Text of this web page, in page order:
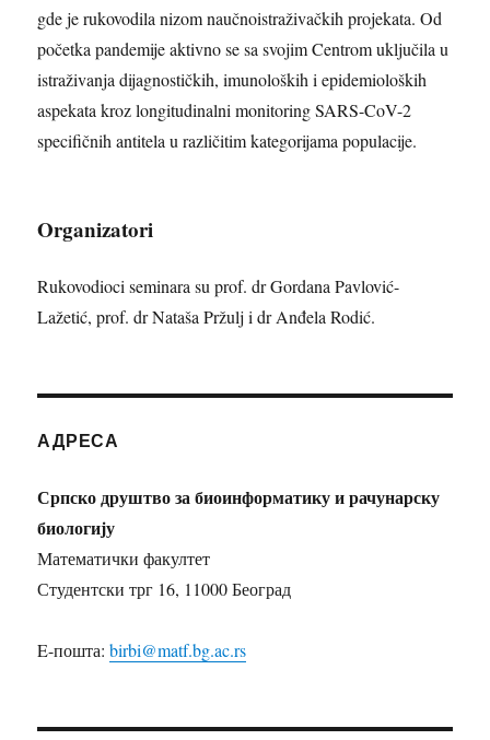
gde je rukovodila nizom naučnoistraživačkih projekata. Od
početka pandemije aktivno se sa svojim Centrom uključila u
istraživanja dijagnostičkih, imunoloških i epidemioloških
aspekata kroz longitudinalni monitoring SARS-CoV-2
specifičnih antitela u različitim kategorijama populacije.
Organizatori
Rukovodioci seminara su prof. dr Gordana Pavlović-
Lažetić, prof. dr Nataša Pržulj i dr Anđela Rodić.
АДРЕСА
Српско друштво за биоинформатику и рачунарску
биологију
Математички факултет
Студентски трг 16, 11000 Београд
E-пошта:birbi@matf.bg.ac.rs